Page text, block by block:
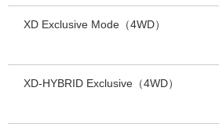
XD Exclusive Mode（4WD）
XD-HYBRID Exclusive（4WD）